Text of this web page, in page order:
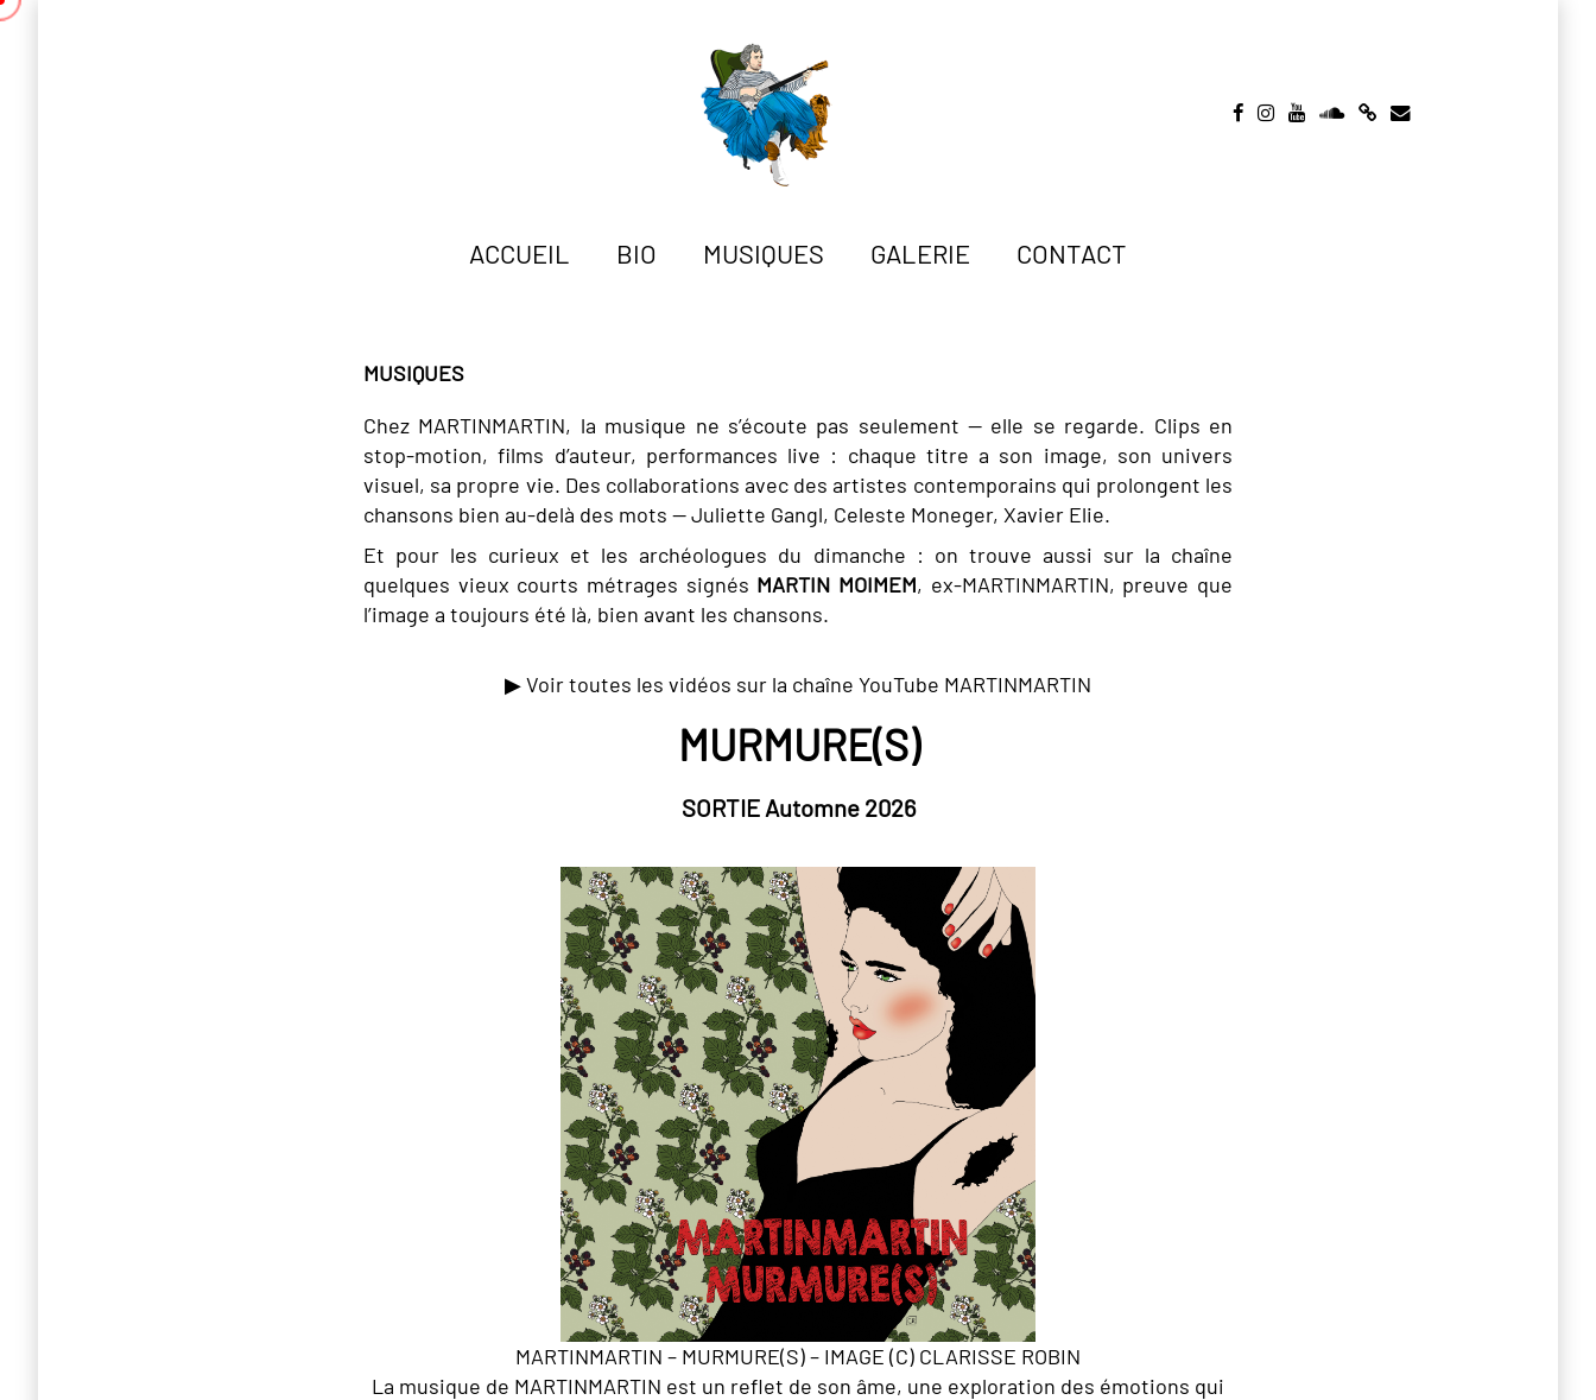
ACCUEIL BIO MUSIQUES GALERIE CONTACT
MUSIQUES
Chez MARTINMARTIN, la musique ne s’écoute pas seulement — elle se regarde. Clips en
stop-motion, films d’auteur, performances live : chaque titre a son image, son univers
visuel, sa propre vie. Des collaborations avec des artistes contemporains qui prolongent les
chansons bien au-delà des mots —Juliette Gangl, Celeste Moneger, Xavier Elie.
Et pour les curieux et les archéologues du dimanche : on trouve aussi sur la chaîne
quelques vieux courts métrages signés MARTIN MOIMEM, ex-MARTINMARTIN, preuve que
l’image a toujours été là, bien avant les chansons.
▶ Voir toutes les vidéos sur la chaîne YouTube MARTINMARTIN
MURMURE(S)
SORTIE Automne 2026
MARTINMARTIN – MURMURE(S) – IMAGE (C) CLARISSE ROBIN
La musique de MARTINMARTIN est un reflet de son âme, une exploration des émotions qui